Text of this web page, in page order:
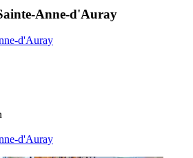
Anne-d'Auray
d'Auray
d'Auray